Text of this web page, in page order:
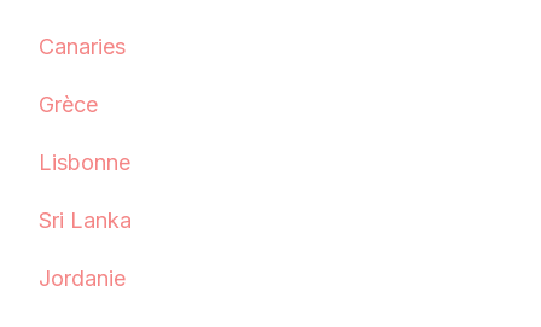
Canaries
Grèce
Lisbonne
Sri Lanka
Jordanie